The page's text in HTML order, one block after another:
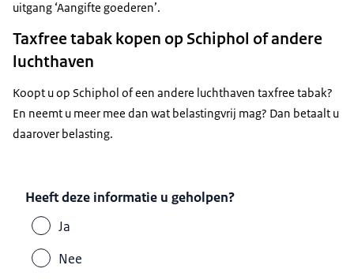
uitgang ‘Aangifte goederen’.
Taxfree tabak kopen op Schiphol of andere
luchthaven
Koopt u op Schiphol of een andere luchthaven taxfree tabak?
En neemt u meer mee dan wat belastingvrij mag? Dan betaalt u
daarover belasting.
Heeft deze informatie u geholpen?
Ja
Nee